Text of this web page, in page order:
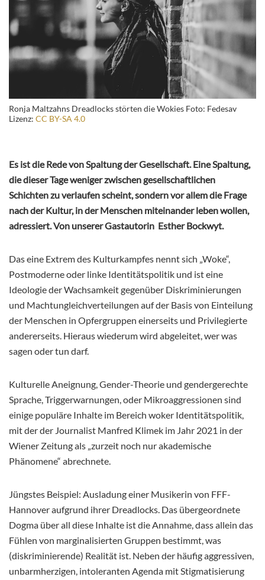
Ronja Maltzahns Dreadlocks störten die Wokies Foto: Fedesav
Lizenz: CC BY-SA 4.0
Es ist die Rede von Spaltung der Gesellschaft. Eine Spaltung,
die dieser Tage weniger zwischen gesellschaftlichen
Schichten zu verlaufen scheint, sondern vor allem die Frage
nach der Kultur, in der Menschen miteinander leben wollen,
adressiert. Von unserer Gastautorin Esther Bockwyt.
Das eine Extrem des Kulturkampfes nennt sich „Woke“,
Postmoderne oder linke Identitätspolitik und ist eine
Ideologie der Wachsamkeit gegenüber Diskriminierungen
und Machtungleichverteilungen auf der Basis von Einteilung
der Menschen in Opfergruppen einerseits und Privilegierte
andererseits. Hieraus wiederum wird abgeleitet, wer was
sagen oder tun darf.
Kulturelle Aneignung, Gender-Theorie und gendergerechte
Sprache, Triggerwarnungen, oder Mikroaggressionen sind
einige populäre Inhalte im Bereich woker Identitätspolitik,
mit der der Journalist Manfred Klimek im Jahr 2021 in der
Wiener Zeitung als „zurzeit noch nur akademische
Phänomene“ abrechnete.
Jüngstes Beispiel: Ausladung einer Musikerin von FFF-
Hannover aufgrund ihrer Dreadlocks. Das übergeordnete
Dogma über all diese Inhalte ist die Annahme, dass allein das
Fühlen von marginalisierten Gruppen bestimmt, was
(diskriminierende) Realität ist. Neben der häufig aggressiven,
unbarmherzigen, intoleranten Agenda mit Stigmatisierung